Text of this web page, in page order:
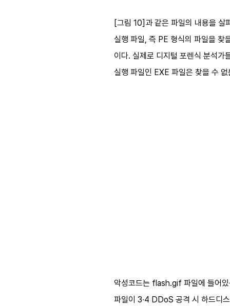
[그림 10]과 같은 파일의 내용을 살
실행 파일, 즉 PE 형식의 파일을 찾
이다. 실제로 디지털 포렌식 분석
실행 파일인 EXE 파일은 찾을 수
악성코드는 flash.gif 파일에 들어있
파일이 3∙4 DDoS 공격 시 하드디